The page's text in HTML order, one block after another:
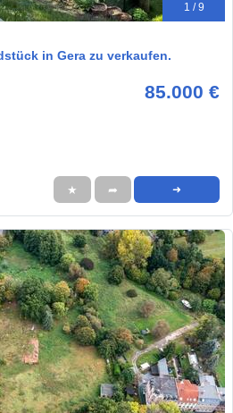
1 / 9
in Gera zu verkaufen.
85.000 €
★ ➦ ➜